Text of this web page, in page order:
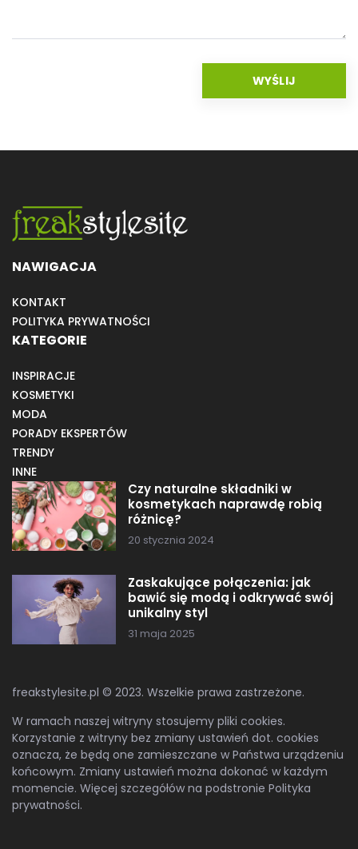
NAWIGACJA
KONTAKT
POLITYKA PRYWATNOŚCI
KATEGORIE
INSPIRACJE
KOSMETYKI
MODA
PORADY EKSPERTÓW
TRENDY
INNE
Czy naturalne składniki w
kosmetykach naprawdę robią
różnicę?
20 stycznia 2024
Zaskakujące połączenia: jak
bawić się modą i odkrywać swój
unikalny styl
31 maja 2025
freakstylesite.pl © 2023. Wszelkie prawa zastrzeżone.
W ramach naszej witryny stosujemy pliki cookies.
Korzystanie z witryny bez zmiany ustawień dot. cookies
oznacza, że będą one zamieszczane w Państwa urządzeniu
końcowym. Zmiany ustawień można dokonać w każdym
momencie. Więcej szczegółów na podstronie Polityka
prywatności.